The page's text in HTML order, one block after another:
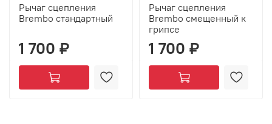
Рычаг сцепления
Brembo стандартный
1 700 ₽
Рычаг сцепления
Brembo смещенный к
грипсе
1 700 ₽